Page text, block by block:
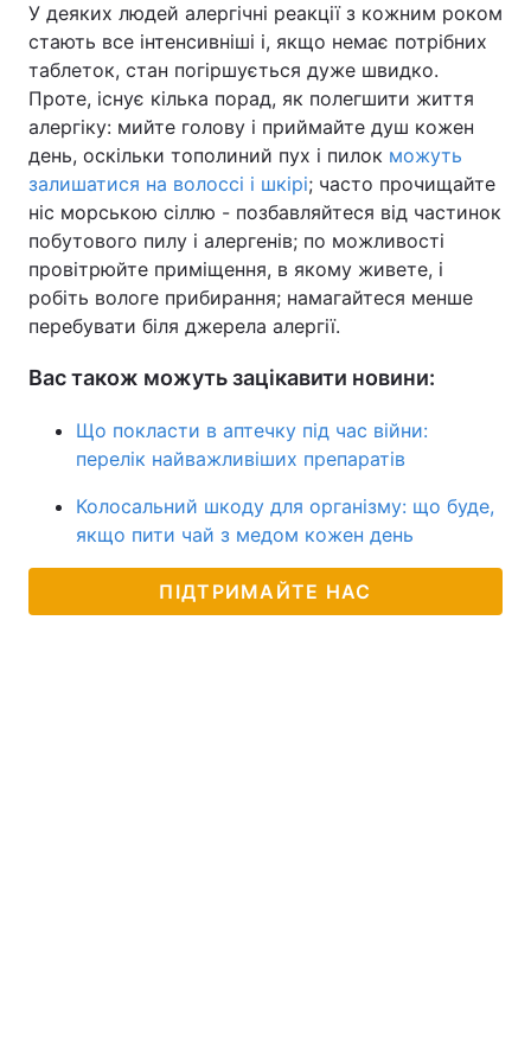
У деяких людей алергічні реакції з кожним роком
стають все інтенсивніші і, якщо немає потрібних
таблеток, стан погіршується дуже швидко.
Проте, існує кілька порад, як полегшити життя
алергіку: мийте голову і приймайте душ кожен
день, оскільки тополиний пух і пилок можуть
залишатися на волоссі і шкірі; часто прочищайте
ніс морською сіллю - позбавляйтеся від частинок
побутового пилу і алергенів; по можливості
провітрюйте приміщення, в якому живете, і
робіть вологе прибирання; намагайтеся менше
перебувати біля джерела алергії.
Вас також можуть зацікавити новини:
Що покласти в аптечку під час війни:
перелік найважливіших препаратів
Колосальний шкоду для організму: що буде,
якщо пити чай з медом кожен день
ПІДТРИМАЙТЕ НАС